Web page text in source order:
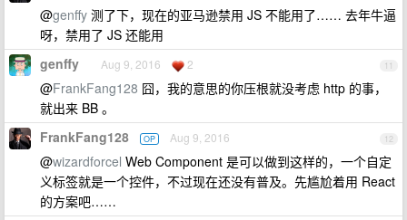
@genffy 测了下，现在的亚马逊禁用 JS 不能用了…… 去年牛逼
呀，禁用了 JS 还能用
11
genffy Aug 9, 2016 2
@FrankFang128 囧，我的意思的你压根就没考虑 http 的事，
就出来 BB 。
12
FrankFang128 OP Aug 9, 2016
@wizardforcel Web Component 是可以做到这样的，一个自定
义标签就是一个控件，不过现在还没有普及。先尴尬着用 React
的方案吧……